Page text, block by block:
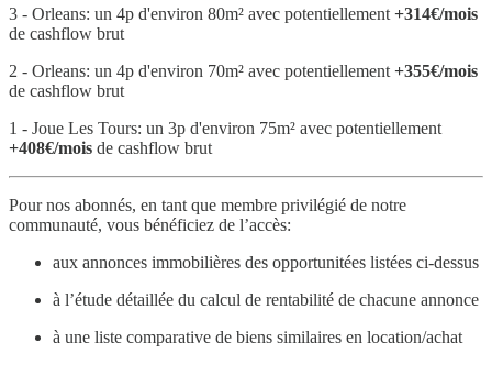
3 - Orleans: un 4p d'environ 80m² avec potentiellement +314€/mois
de cashflow brut
2 - Orleans: un 4p d'environ 70m² avec potentiellement +355€/mois
de cashflow brut
1 - Joue Les Tours: un 3p d'environ 75m² avec potentiellement
+408€/mois de cashflow brut
Pour nos abonnés, en tant que membre privilégié de notre
communauté, vous bénéficiez de l’accès:
aux annonces immobilières des opportunitées listées ci-dessus
à l’étude détaillée du calcul de rentabilité de chacune annonce
à une liste comparative de biens similaires en location/achat